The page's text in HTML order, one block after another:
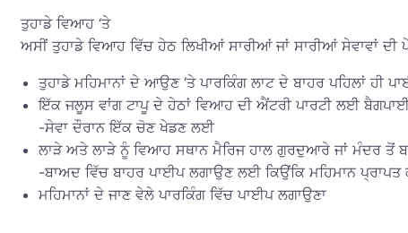
ਤੁਹਾਡੇ ਵਿਆਹ ‘ਤੇ
ਅਸੀਂ ਤੁਹਾਡੇ ਵਿਆਹ ਵਿੱਚ ਹੇਠ ਲਿਖੀਆਂ ਸਾਰੀਆਂ ਜਾਂ ਸਾਰੀਆਂ ਸੇਵਾਵਾਂ ਦੀ
ਤੁਹਾਡੇ ਮਹਿਮਾਨਾਂ ਦੇ ਆਉਣ ‘ਤੇ ਪਾਰਕਿੰਗ ਲਾਟ ਦੇ ਬਾਹਰ ਪਹਿਲਾਂ ਹੀ
ਇੱਕ ਜਲੂਸ ਵਾਂਗ ਟਾਪੂ ਦੇ ਹੇਠਾਂ ਵਿਆਹ ਦੀ ਐਂਟਰੀ ਪਾਰਟੀ ਲਈ
-ਸੇਵਾ ਦੌਰਾਨ ਇੱਕ ਚੋਣ ਖੇਡਣ ਲਈ
ਲਾੜੇ ਅਤੇ ਲਾੜੇ ਨੂੰ ਵਿਆਹ ਸਥਾਨ ਮੈਰਿਜ ਹਾਲ ਗੁਰਦੁਆਰੇ ਜਾਂ ਮੰਦਰ ਤੋਂ
-ਬਾਅਦ ਵਿੱਚ ਬਾਹਰ ਪਾਈਪ ਲਗਾਉਣ ਲਈ ਕਿਉਂਕਿ ਮਹਿਮਾਨ
ਮਹਿਮਾਨਾਂ ਦੇ ਜਾਣ ਵੇਲੇ ਪਾਰਕਿੰਗ ਵਿੱਚ ਪਾਈਪ ਲਗਾਉਣਾ